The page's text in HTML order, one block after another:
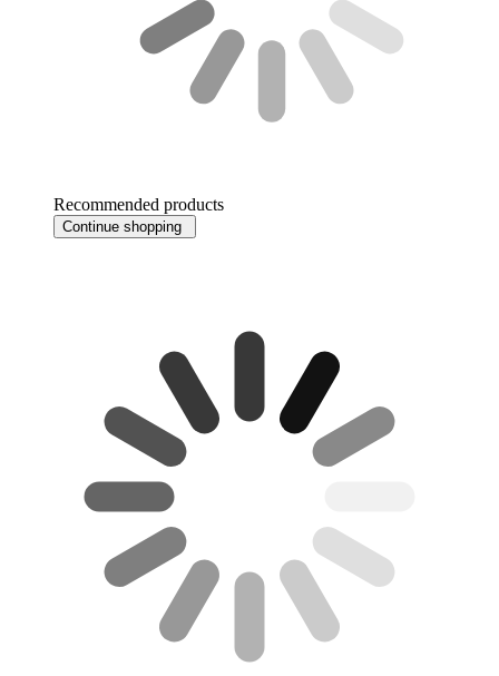
Recommended products
Continue shopping